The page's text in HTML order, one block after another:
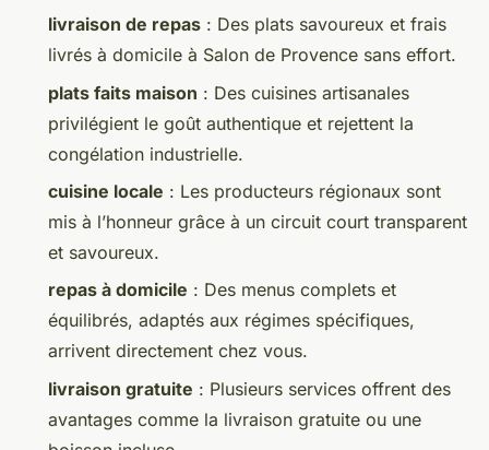
livraison de repas : Des plats savoureux et frais
livrés à domicile à Salon de Provence sans effort.
plats faits maison : Des cuisines artisanales
privilégient le goût authentique et rejettent la
congélation industrielle.
cuisine locale : Les producteurs régionaux sont
mis à l’honneur grâce à un circuit court transparent
et savoureux.
repas à domicile : Des menus complets et
équilibrés, adaptés aux régimes spécifiques,
arrivent directement chez vous.
livraison gratuite : Plusieurs services offrent des
avantages comme la livraison gratuite ou une